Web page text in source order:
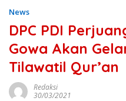
News
DPC PDI
Gowa Akan
Tilawatil Qur’an
Redaksi
30/03/2021